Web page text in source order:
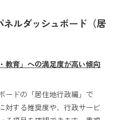
ルダッシュボード（居
教育」への満足度が高い傾向
ードの「居住地行政編」で
対する推奨度や、行政サービ